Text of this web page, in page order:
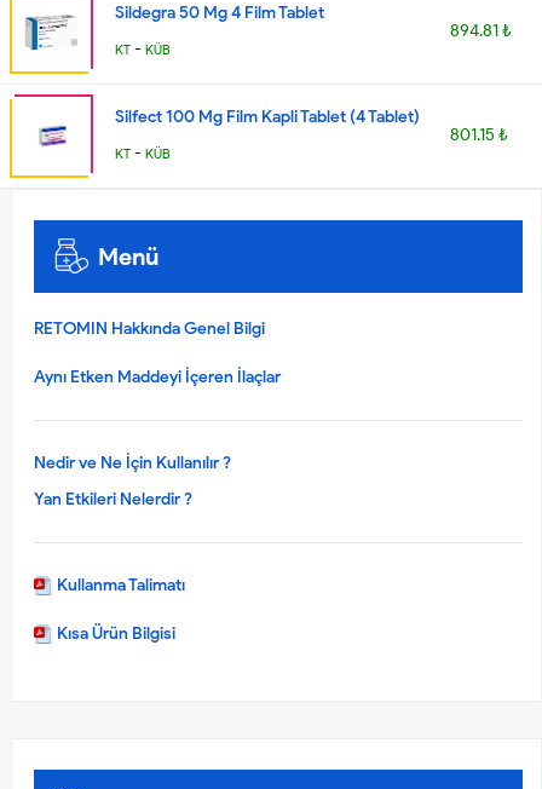
Sildegra 50 Mg 4 Film Tablet
KT - KÜB
894.81 ₺
Silfect 100 Mg Film Kapli Tablet (4 Tablet)
KT - KÜB
801.15 ₺
Menü
RETOMIN Hakkında Genel Bilgi
Aynı Etken Maddeyi İçeren İlaçlar
Nedir ve Ne İçin Kullanılır ?
Yan Etkileri Nelerdir ?
Kullanma Talimatı
Kısa Ürün Bilgisi